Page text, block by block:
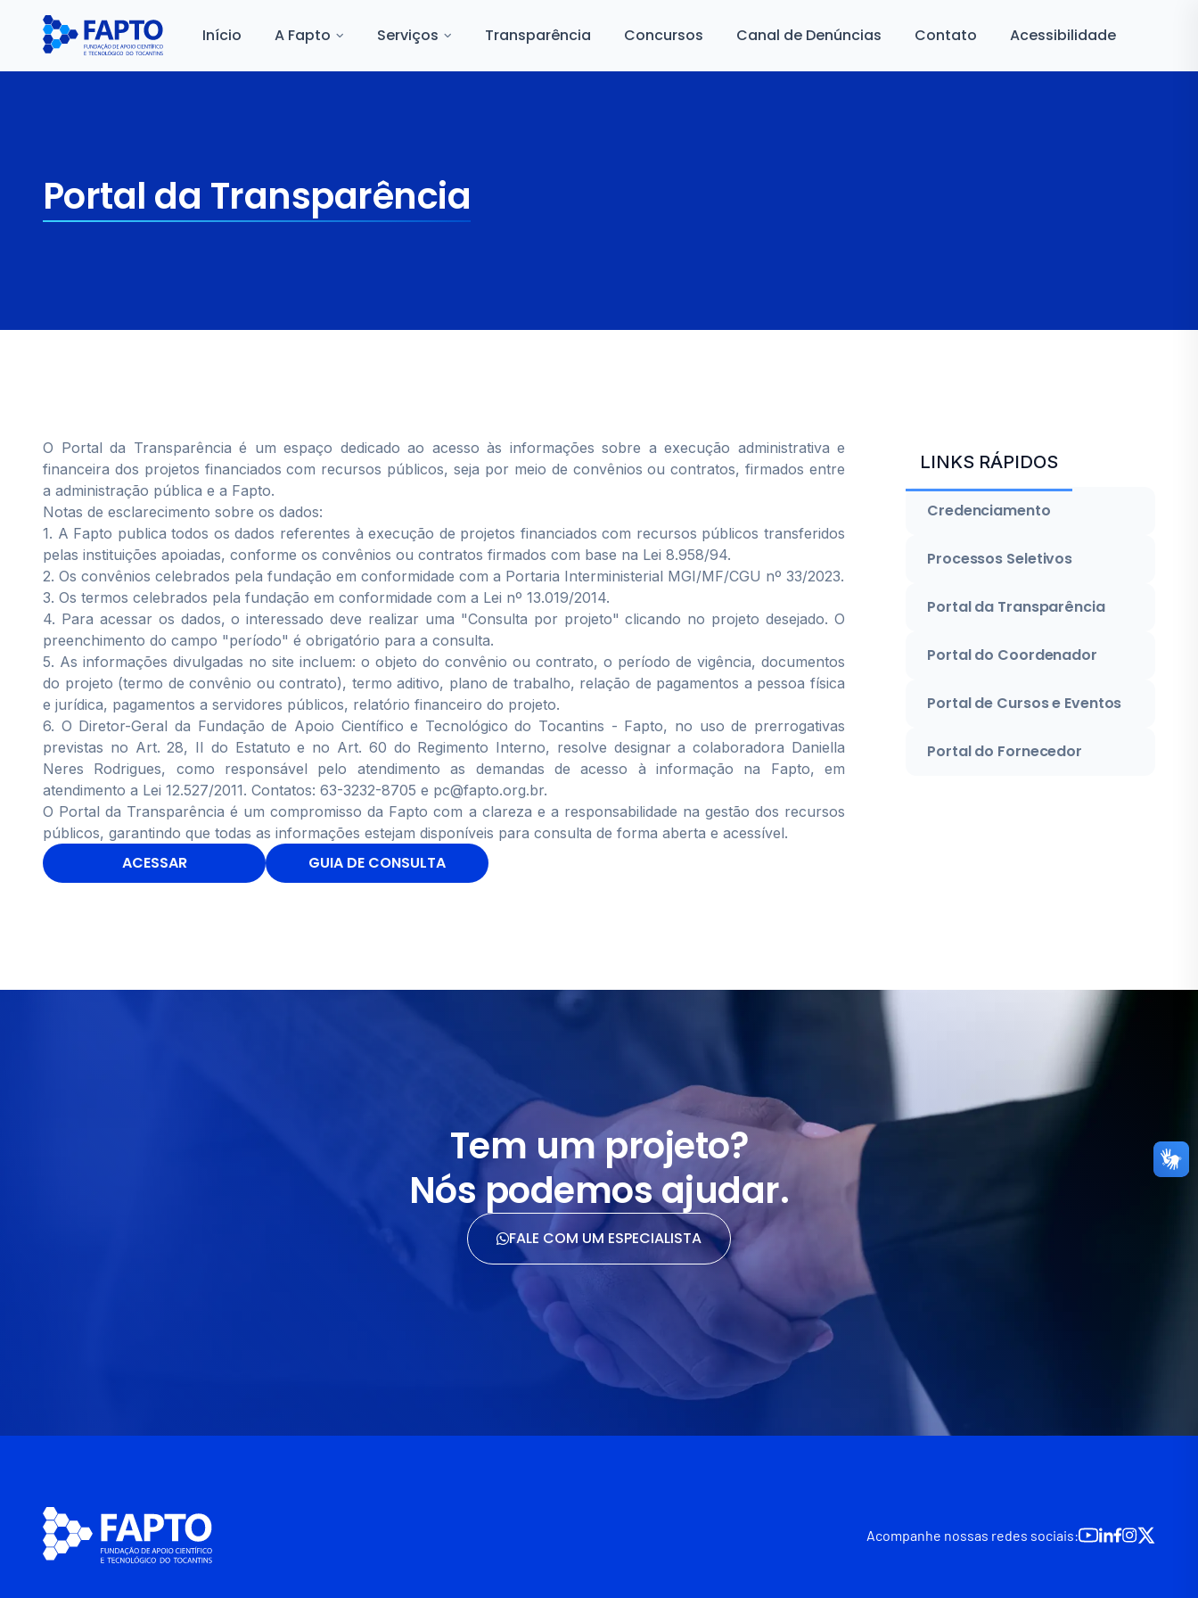
Início A Fapto Serviços Transparência Concursos Canal de Denúncias Contato Acessibilidade
Portal da Transparência
O Portal da Transparência é um espaço dedicado ao acesso às informações sobre a execução administrativa e
financeira dos projetos financiados com recursos públicos, seja por meio de convênios ou contratos, firmados entre
a administração pública e a Fapto.
Notas de esclarecimento sobre os dados:
1. A Fapto publica todos os dados referentes à execução de projetos financiados com recursos públicos transferidos
pelas instituições apoiadas, conforme os convênios ou contratos firmados com base na Lei 8.958/94.
2. Os convênios celebrados pela fundação em conformidade com a Portaria Interministerial MGI/MF/CGU nº 33/2023.
3. Os termos celebrados pela fundação em conformidade com a Lei nº 13.019/2014.
4. Para acessar os dados, o interessado deve realizar uma "Consulta por projeto" clicando no projeto desejado. O
preenchimento do campo "período" é obrigatório para a consulta.
5. As informações divulgadas no site incluem: o objeto do convênio ou contrato, o período de vigência, documentos
do projeto (termo de convênio ou contrato), termo aditivo, plano de trabalho, relação de pagamentos a pessoa física
e jurídica, pagamentos a servidores públicos, relatório financeiro do projeto.
6. O Diretor-Geral da Fundação de Apoio Científico e Tecnológico do Tocantins - Fapto, no uso de prerrogativas
previstas no Art. 28, II do Estatuto e no Art. 60 do Regimento Interno, resolve designar a colaboradora Daniella
Neres Rodrigues, como responsável pelo atendimento as demandas de acesso à informação na Fapto, em
atendimento a Lei 12.527/2011. Contatos: 63-3232-8705 e pc@fapto.org.br.
O Portal da Transparência é um compromisso da Fapto com a clareza e a responsabilidade na gestão dos recursos
públicos, garantindo que todas as informações estejam disponíveis para consulta de forma aberta e acessível.
ACESSAR GUIA DE CONSULTA
LINKS RÁPIDOS
Credenciamento
Processos Seletivos
Portal da Transparência
Portal do Coordenador
Portal de Cursos e Eventos
Portal do Fornecedor
Tem um projeto?
Nós podemos ajudar.
FALE COM UM ESPECIALISTA
Acompanhe nossas redes sociais: